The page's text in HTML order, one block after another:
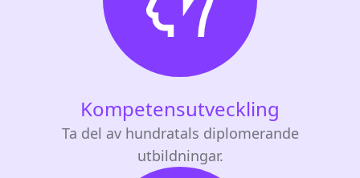
Kompetensutveckling
Ta del av hundratals diplomerande
utbildningar.